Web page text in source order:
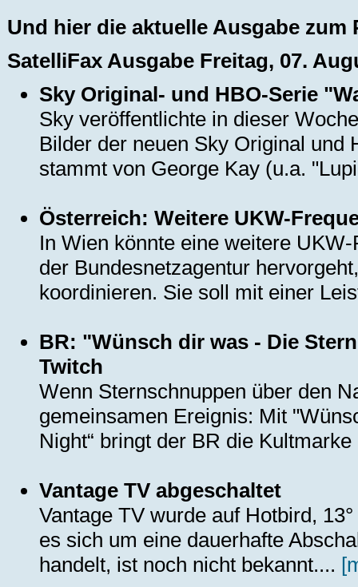
Und hier die aktuelle Ausgabe zum
SatelliFax Ausgabe Freitag, 07.
Sky Original- und HBO-Serie
Sky veröffentlichte in dieser
Bilder der neuen Sky Original und
stammt von George Kay (u.a.
Österreich: Weitere UKW-
In Wien könnte eine weitere
der Bundesnetzagentur
koordinieren. Sie soll mit einer
BR: "Wünsch dir was - Die
Twitch
Wenn Sternschnuppen über den
gemeinsamen Ereignis: Mit
Night“ bringt der BR die
Vantage TV abgeschaltet
Vantage TV wurde auf Hotbird,
es sich um eine dauerhafte
handelt, ist noch nicht bekannt....